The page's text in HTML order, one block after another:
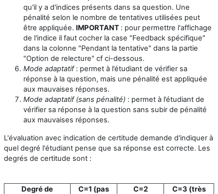
qu'il y a d'indices présents dans sa question. Une
pénalité selon le nombre de tentatives utilisées peut
être appliquée. IMPORTANT : pour permettre l'affichage
de l'indice il faut cocher la case "Feedback spécifique"
dans la colonne "Pendant la tentative" dans la partie
"Option de relecture" cf ci-dessous.
Mode adaptatif: permet à l’étudiant de vérifier sa
réponse à la question, mais une pénalité est appliquée
aux mauvaises réponses.
Mode adaptatif (sans pénalité) : permet à l’étudiant de
vérifier sa réponse à la question sans subir de pénalité
aux mauvaises réponses.
L'évaluation avec indication de certitude demande d'indiquer à
quel degré l'étudiant pense que sa réponse est correcte. Les
degrés de certitude sont :
Degré de
C=1 (pas
C=2
C=3 (très